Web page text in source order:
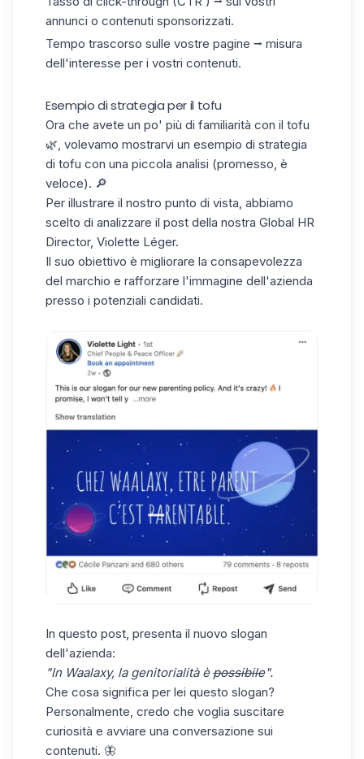
annunci o contenuti sponsorizzati.
Tempo trascorso sulle vostre pagine ⭢ misura
dell'interesse per i vostri contenuti.
Esempio di strategia per il tofu
Ora che avete un po' più di familiarità con il tofu
🌿, volevamo mostrarvi un esempio di strategia
di tofu con una piccola analisi (promesso, è
veloce). 🔎
Per illustrare il nostro punto di vista, abbiamo
scelto di analizzare il post della nostra Global HR
Director, Violette Léger.
Il suo obiettivo è migliorare la consapevolezza
del marchio e rafforzare l'immagine dell'azienda
presso i potenziali candidati.
In questo post , presenta il nuovo slogan
dell'azienda:
"In Waalaxy, la genitorialità èpossibile".
Che cosa significa per lei questo slogan?
Personalmente, credo che voglia suscitare
curiosità e avviare una conversazione sui
contenuti. 🦋